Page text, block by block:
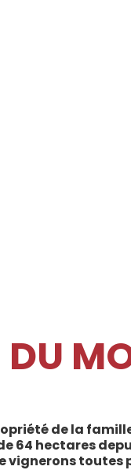
DU
de la
64 hectares
vignerons toutes